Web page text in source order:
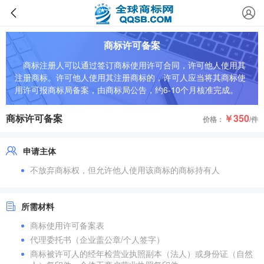
商标许可备案
商标注册人可以通过签订商标使用许可合同，许可他人使用其
注册商标。许可他人使用其注册商标的，许可人应当将其商标使
用许可报商标局备案，由商标局公告，约6-10个月核准完成。
商标许可备案 价格： ￥350/件
申请主体
不放弃商标权，但允许他人使用该商标的商标持有人
所需材料
商标使用许可备案表
代理委托书（企业盖公章/个人签字）
商标被许可人的经年检营业执照副本（法人）或身份证（自然